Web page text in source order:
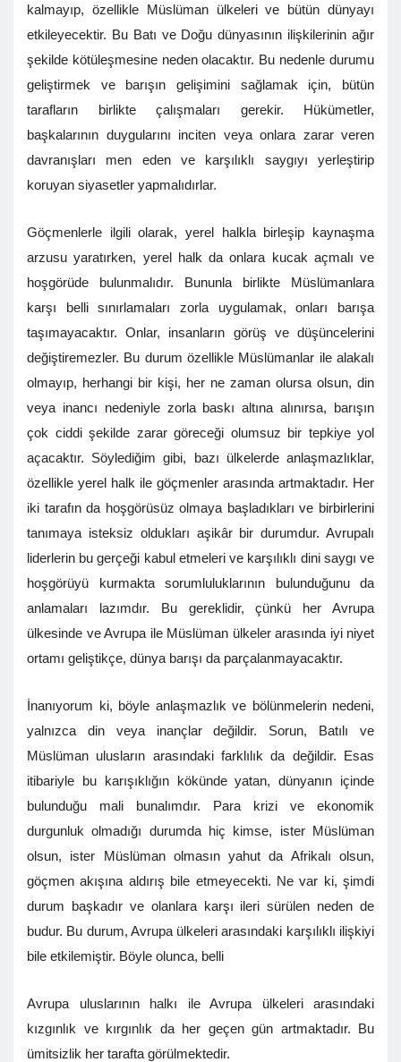
kalmayıp, özellikle Müslüman ülkeleri ve bütün dünyayı
etkileyecektir. Bu Batı ve Doğu dünyasının ilişkilerinin ağır
şekilde kötüleşmesine neden olacaktır. Bu nedenle durumu
geliştirmek ve barışın gelişimini sağlamak için, bütün
tarafların birlikte çalışmaları gerekir. Hükümetler,
başkalarının duygularını inciten veya onlara zarar veren
davranışları men eden ve karşılıklı saygıyı yerleştirip
koruyan siyasetler yapmalıdırlar.
Göçmenlerle ilgili olarak, yerel halkla birleşip kaynaşma
arzusu yaratırken, yerel halk da onlara kucak açmalı ve
hoşgörüde bulunmalıdır. Bununla birlikte Müslümanlara
karşı belli sınırlamaları zorla uygulamak, onları barışa
taşımayacaktır. Onlar, insanların görüş ve düşüncelerini
değiştiremezler. Bu durum özellikle Müslümanlar ile alakalı
olmayıp, herhangi bir kişi, her ne zaman olursa olsun, din
veya inancı nedeniyle zorla baskı altına alınırsa, barışın
çok ciddi şekilde zarar göreceği olumsuz bir tepkiye yol
açacaktır. Söylediğim gibi, bazı ülkelerde anlaşmazlıklar,
özellikle yerel halk ile göçmenler arasında artmaktadır. Her
iki tarafın da hoşgörüsüz olmaya başladıkları ve birbirlerini
tanımaya isteksiz oldukları aşikâr bir durumdur. Avrupalı
liderlerin bu gerçeği kabul etmeleri ve karşılıklı dini saygı ve
hoşgörüyü kurmakta sorumluluklarının bulunduğunu da
anlamaları lazımdır. Bu gereklidir, çünkü her Avrupa
ülkesinde ve Avrupa ile Müslüman ülkeler arasında iyi niyet
ortamı geliştikçe, dünya barışı da parçalanmayacaktır.
İnanıyorum ki, böyle anlaşmazlık ve bölünmelerin nedeni,
yalnızca din veya inançlar değildir. Sorun, Batılı ve
Müslüman ulusların arasındaki farklılık da değildir. Esas
itibariyle bu karışıklığın kökünde yatan, dünyanın içinde
bulunduğu mali bunalımdır. Para krizi ve ekonomik
durgunluk olmadığı durumda hiç kimse, ister Müslüman
olsun, ister Müslüman olmasın yahut da Afrikalı olsun,
göçmen akışına aldırış bile etmeyecekti. Ne var ki, şimdi
durum başkadır ve olanlara karşı ileri sürülen neden de
budur. Bu durum, Avrupa ülkeleri arasındaki karşılıklı ilişkiyi
bile etkilemiştir. Böyle olunca, belli
Avrupa uluslarının halkı ile Avrupa ülkeleri arasındaki
kızgınlık ve kırgınlık da her geçen gün artmaktadır. Bu
ümitsizlik her tarafta görülmektedir.